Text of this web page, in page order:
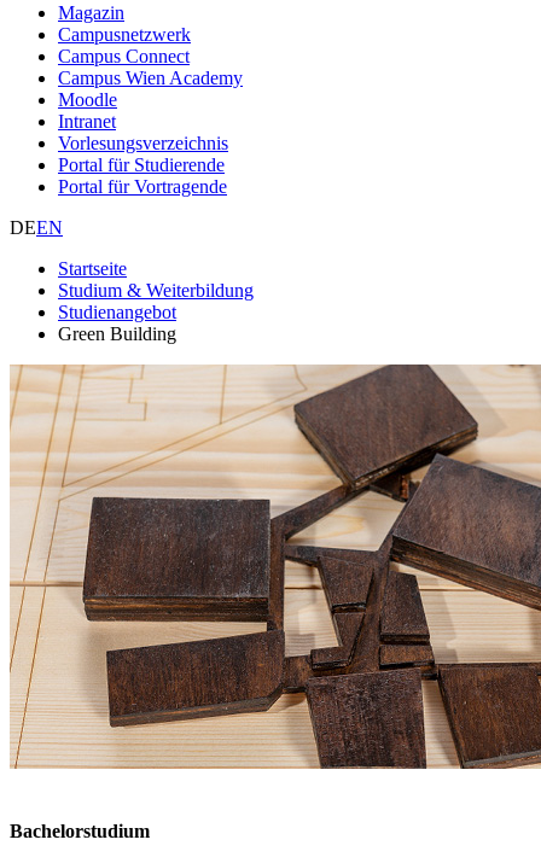
Magazin
Campusnetzwerk
Campus Connect
Campus Wien Academy
Moodle
Intranet
Vorlesungsverzeichnis
Portal für Studierende
Portal für Vortragende
DEEN
Startseite
Studium & Weiterbildung
Studienangebot
Green Building
Bachelorstudium